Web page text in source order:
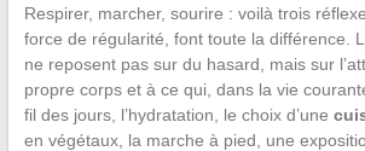
Respirer, marcher, sourire : voilà trois
force de régularité, font toute la différence.
ne reposent pas sur du hasard, mais sur
propre corps et à ce qui, dans la vie
fil des jours, l’hydratation, le choix d’une
en végétaux, la marche à pied, une